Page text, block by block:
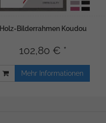
Holz-Bilderrahmen Koudou
102,80 € *
Mehr Informationen